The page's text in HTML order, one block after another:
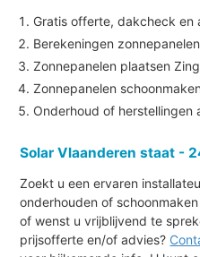
Gratis offerte, dakcheck en
Berekeningen
Zonnepanelen plaatsen
Zonnepanelen
Onderhoud of herstellingen
Solar Vlaanderen staat -
Zoekt u een ervaren
onderhouden of
of wenst u vrijblijvend te
prijsofferte en/of advies?